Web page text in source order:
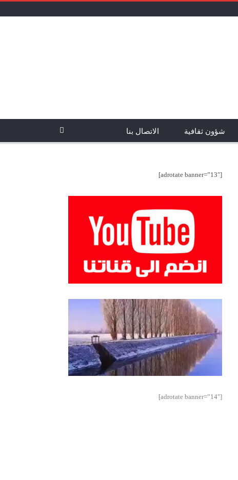
شؤون ثقافية الاتصال بنا
[adrotate banner=”13″]
[adrotate banner=”14″]